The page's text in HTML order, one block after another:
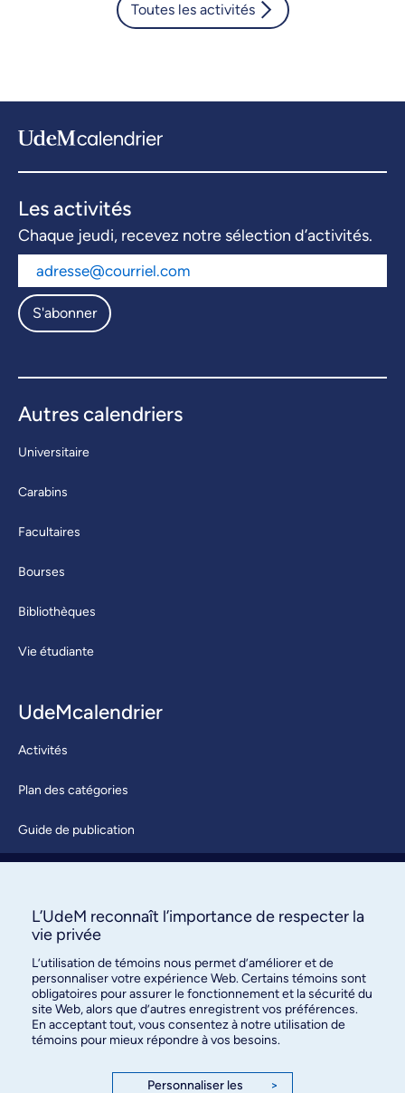
Toutes les activités
Les activités
Chaque jeudi, recevez notre sélection d’activités.
S'abonner
Autres calendriers
Universitaire
Carabins
Facultaires
Bourses
Bibliothèques
Vie étudiante
UdeMcalendrier
Activités
Plan des catégories
Guide de publication
À propos / Nous joindre
des relations publiques
L’UdeM reconnaît l’importance de respecter la
vie privée
L’utilisation de témoins nous permet d’améliorer et de
personnaliser votre expérience Web. Certains témoins sont
obligatoires pour assurer le fonctionnement et la sécurité du
site Web, alors que d’autres enregistrent vos préférences.
En acceptant tout, vous consentez à notre utilisation de
témoins pour mieux répondre à vos besoins.
Personnaliser les >